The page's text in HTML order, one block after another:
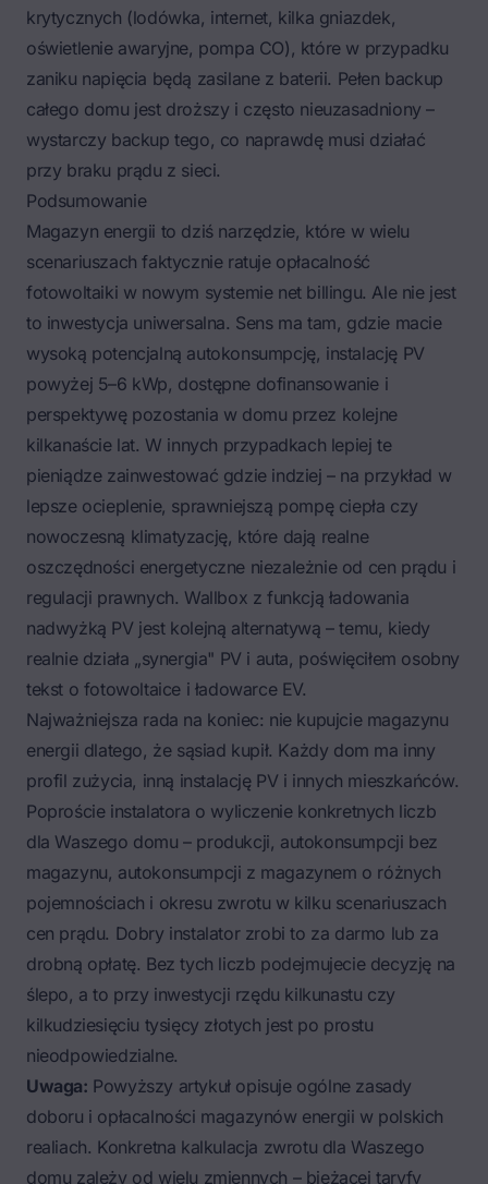
krytycznych (lodówka, internet, kilka gniazdek,
oświetlenie awaryjne, pompa CO), które w przypadku
zaniku napięcia będą zasilane z baterii. Pełen backup
całego domu jest droższy i często nieuzasadniony –
wystarczy backup tego, co naprawdę musi działać
przy braku prądu z sieci.
Podsumowanie
Magazyn energii to dziś narzędzie, które w wielu
scenariuszach faktycznie ratuje opłacalność
fotowoltaiki w nowym systemie net billingu. Ale nie jest
to inwestycja uniwersalna. Sens ma tam, gdzie macie
wysoką potencjalną autokonsumpcję, instalację PV
powyżej 5–6 kWp, dostępne dofinansowanie i
perspektywę pozostania w domu przez kolejne
kilkanaście lat. W innych przypadkach lepiej te
pieniądze zainwestować gdzie indziej – na przykład w
lepsze ocieplenie, sprawniejszą pompę ciepła czy
nowoczesną klimatyzację, które dają realne
oszczędności energetyczne niezależnie od cen prądu i
regulacji prawnych. Wallbox z funkcją ładowania
nadwyżką PV jest kolejną alternatywą – temu, kiedy
realnie działa „synergia" PV i auta, poświęciłem osobny
tekst o fotowoltaice i ładowarce EV.
Najważniejsza rada na koniec: nie kupujcie magazynu
energii dlatego, że sąsiad kupił. Każdy dom ma inny
profil zużycia, inną instalację PV i innych mieszkańców.
Poproście instalatora o wyliczenie konkretnych liczb
dla Waszego domu – produkcji, autokonsumpcji bez
magazynu, autokonsumpcji z magazynem o różnych
pojemnościach i okresu zwrotu w kilku scenariuszach
cen prądu. Dobry instalator zrobi to za darmo lub za
drobną opłatę. Bez tych liczb podejmujecie decyzję na
ślepo, a to przy inwestycji rzędu kilkunastu czy
kilkudziesięciu tysięcy złotych jest po prostu
nieodpowiedzialne.
Uwaga: Powyższy artykuł opisuje ogólne zasady
doboru i opłacalności magazynów energii w polskich
realiach. Konkretna kalkulacja zwrotu dla Waszego
domu zależy od wielu zmiennych – bieżącej taryfy